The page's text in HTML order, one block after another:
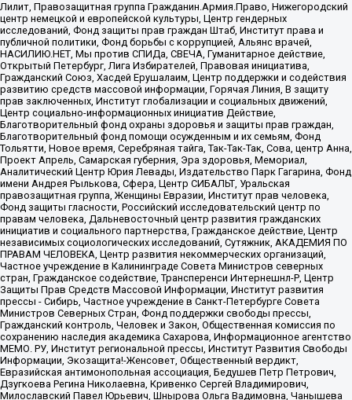
Лилит, Правозащитная группа Гражданин.Армия.Право, Нижегородский
центр немецкой и европейской культуры, Центр гендерных
исследований, Фонд защиты прав граждан Штаб, Институт права и
публичной политики, Фонд борьбы с коррупцией, Альянс врачей,
НАСИЛИЮ.НЕТ, Мы против СПИДа, СВЕЧА, Гуманитарное действие,
Открытый Петербург, Лига Избирателей, Правовая инициатива,
Гражданский Союз, Хасдей Ерушалаим, Центр поддержки и содействия
развитию средств массовой информации, Горячая Линия, В защиту
прав заключенных, Институт глобализации и социальных движений,
Центр социально-информационных инициатив Действие,
Благотворительный фонд охраны здоровья и защиты прав граждан,
Благотворительный фонд помощи осужденным и их семьям, Фонд
Тольятти, Новое время, Серебряная тайга, Так-Так-Так, Сова, центр Анна,
Проект Апрель, Самарская губерния, Эра здоровья, Мемориал,
Аналитический Центр Юрия Левады, Издательство Парк Гагарина, Фонд
имени Андрея Рылькова, Сфера, Центр СИБАЛЬТ, Уральская
правозащитная группа, Женщины Евразии, Институт прав человека,
Фонд защиты гласности, Российский исследовательский центр по
правам человека, Дальневосточный центр развития гражданских
инициатив и социального партнерства, Гражданское действие, Центр
независимых социологических исследований, Сутяжник, АКАДЕМИЯ ПО
ПРАВАМ ЧЕЛОВЕКА, Центр развития некоммерческих организаций,
Частное учреждение в Калининграде Совета Министров северных
стран, Гражданское содействие, Трансперенси Интернешнл-Р, Центр
Защиты Прав Средств Массовой Информации, Институт развития
прессы - Сибирь, Частное учреждение в Санкт-Петербурге Совета
Министров Северных Стран, Фонд поддержки свободы прессы,
Гражданский контроль, Человек и Закон, Общественная комиссия по
сохранению наследия академика Сахарова, Информационное агентство
МЕМО. РУ, Институт региональной прессы, Институт Развития Свободы
Информации, Экозащита!-Женсовет, Общественный вердикт,
Евразийская антимонопольная ассоциация, Бедушев Петр Петрович,
Дзугкоева Регина Николаевна, Кривенко Сергей Владимирович,
Милославский Павел Юрьевич, Шнырова Ольга Вадимовна, Чанышева